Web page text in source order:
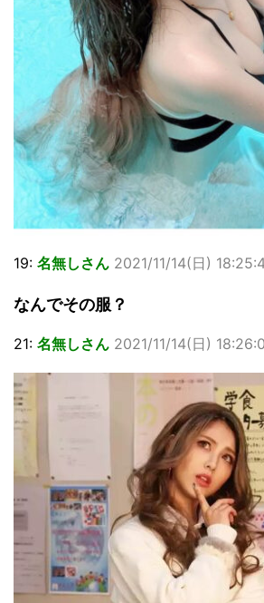
19: 名無しさん 2021/11/14(日)
なんでその服？
21: 名無しさん 2021/11/14(日)